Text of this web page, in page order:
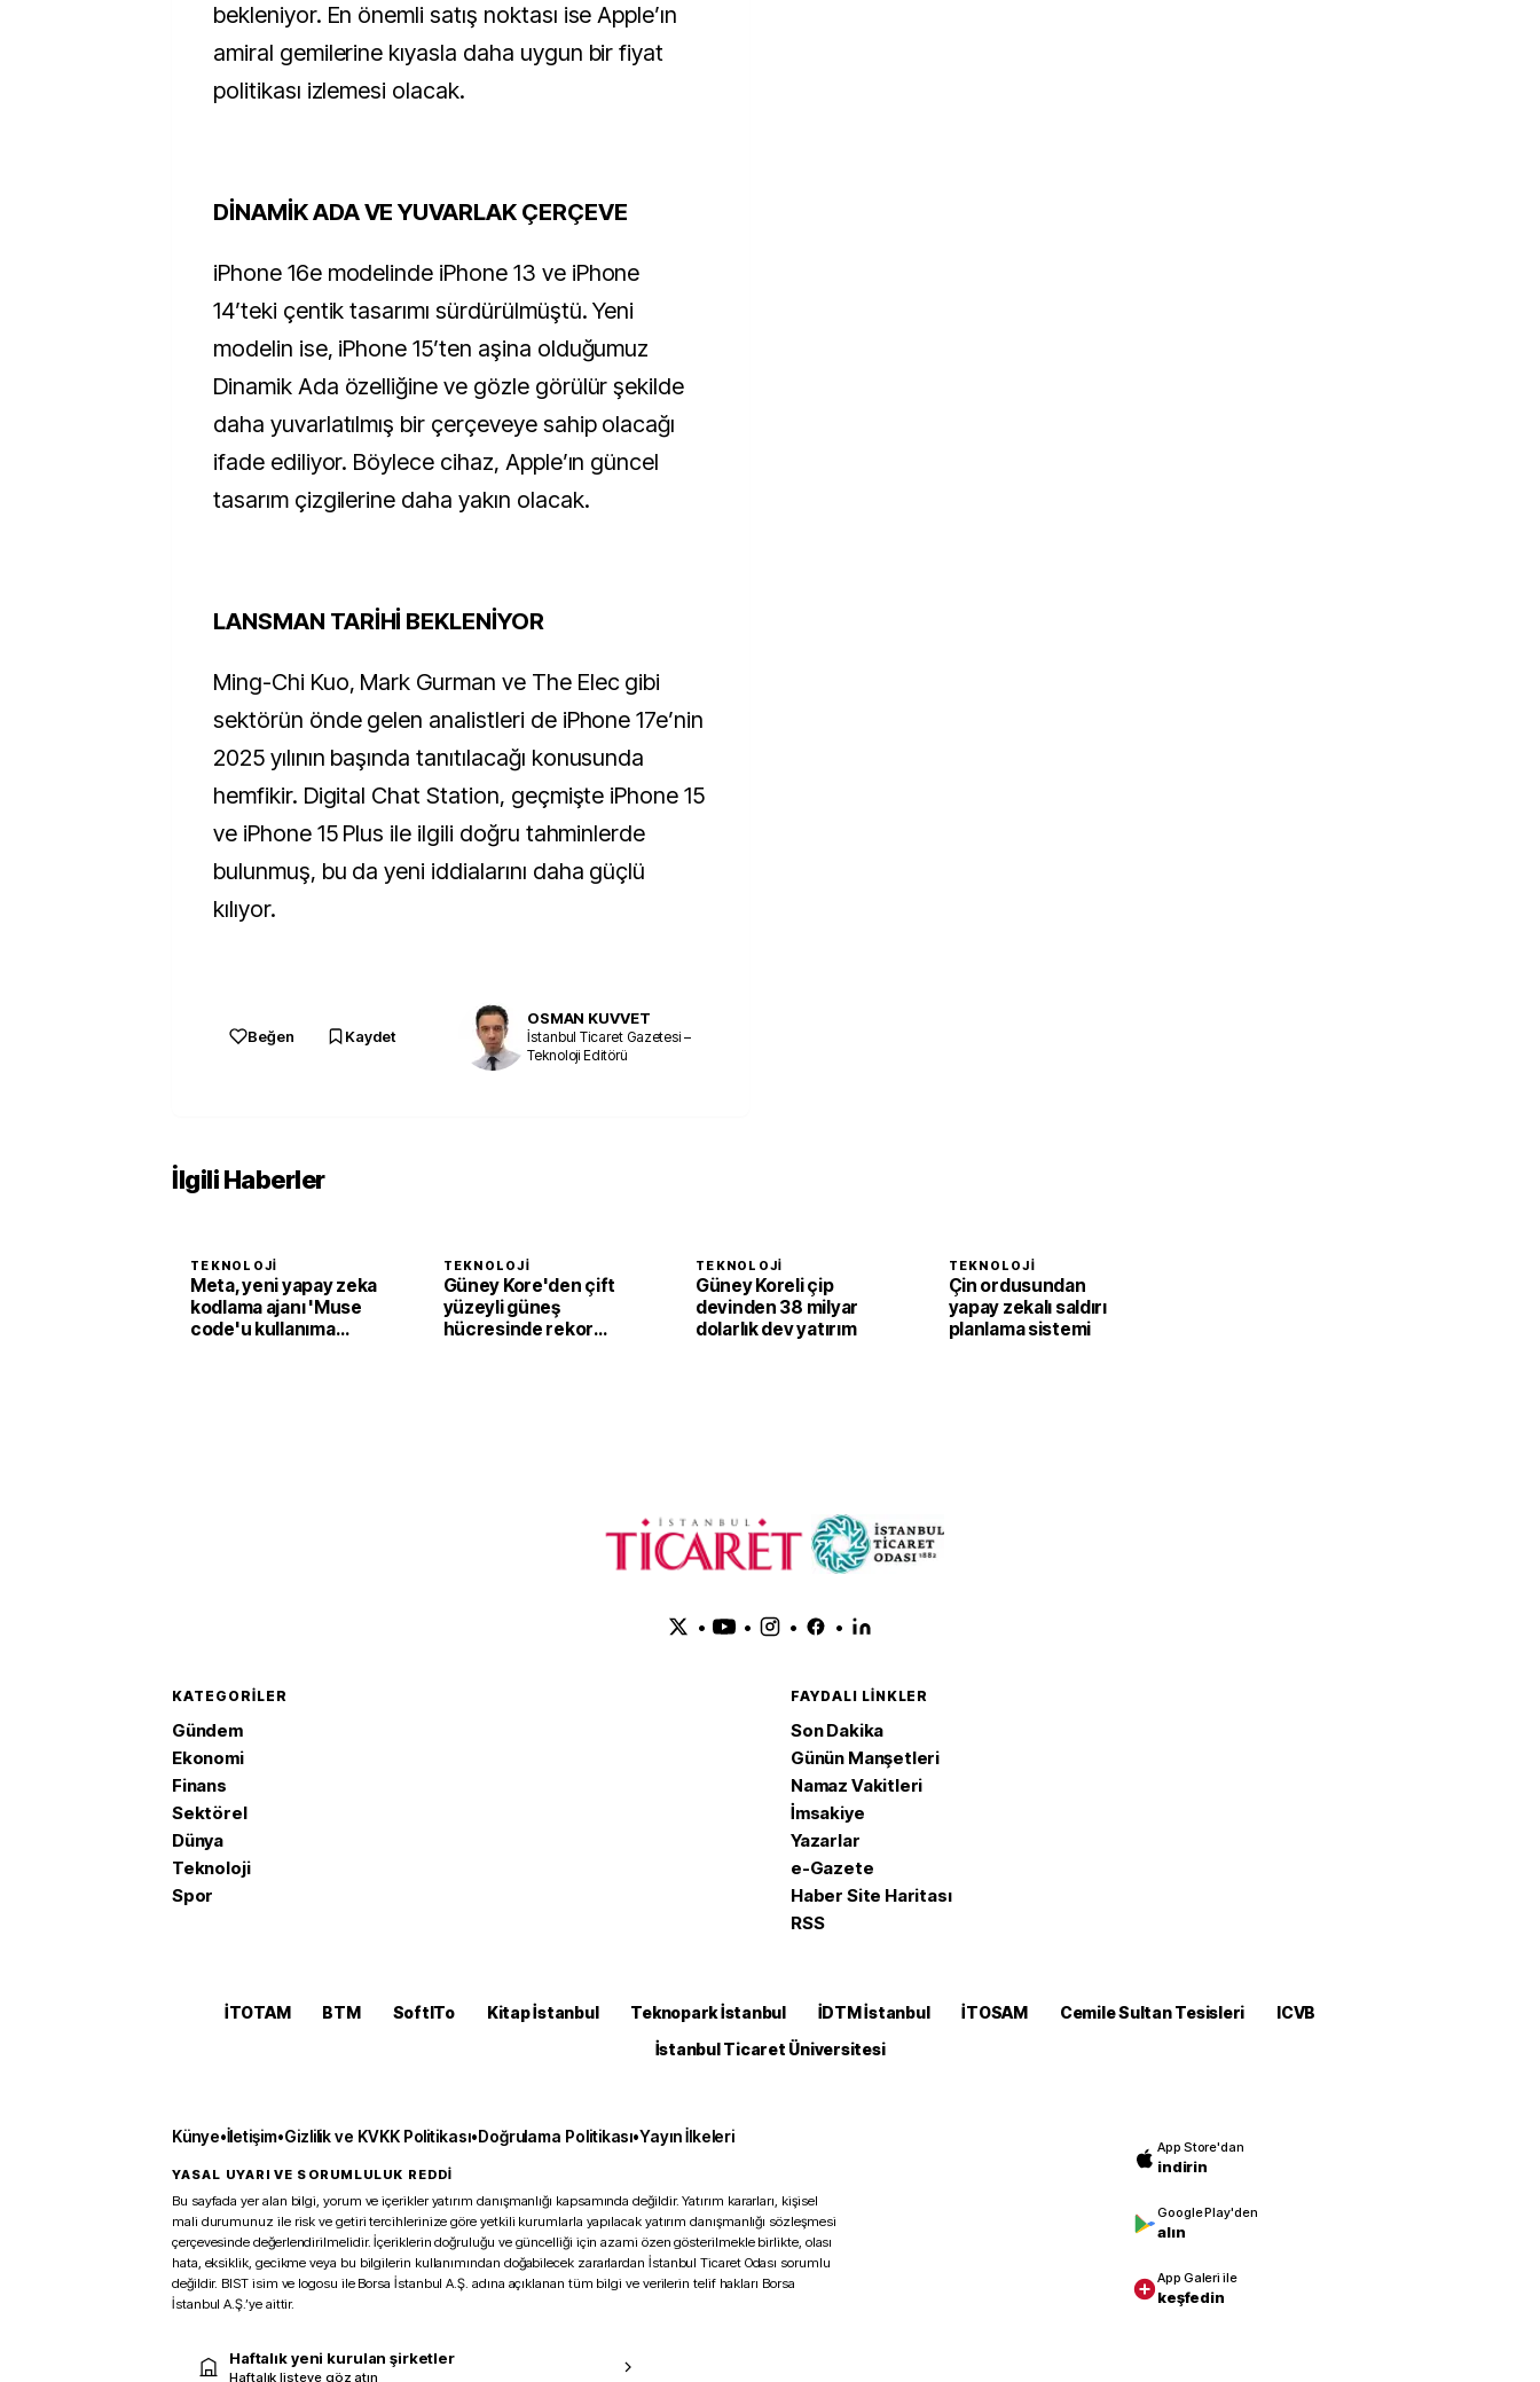
bekleniyor. En önemli satış noktası ise Apple’ın
amiral gemilerine kıyasla daha uygun bir fiyat
politikası izlemesi olacak.
DİNAMİK ADA VE YUVARLAK ÇERÇEVE
iPhone 16e modelinde iPhone 13 ve iPhone
14’teki çentik tasarımı sürdürülmüştü. Yeni
modelin ise, iPhone 15’ten aşina olduğumuz
Dinamik Ada özelliğine ve gözle görülür şekilde
daha yuvarlatılmış bir çerçeveye sahip olacağı
ifade ediliyor. Böylece cihaz, Apple’ın güncel
tasarım çizgilerine daha yakın olacak.
LANSMAN TARİHİ BEKLENİYOR
Ming-Chi Kuo, Mark Gurman ve The Elec gibi
sektörün önde gelen analistleri de iPhone 17e’nin
2025 yılının başında tanıtılacağı konusunda
hemfikir. Digital Chat Station, geçmişte iPhone 15
ve iPhone 15 Plus ile ilgili doğru tahminlerde
bulunmuş, bu da yeni iddialarını daha güçlü
kılıyor.
Beğen Kaydet
OSMAN KUVVET
İstanbul Ticaret Gazetesi –
Teknoloji Editörü
İlgili Haberler
TEKNOLOJI
Meta, yeni yapay zeka
kodlama ajanı 'Muse
code'u kullanıma
TEKNOLOJI
Güney Kore'den çift
yüzeyli güneş
hücresinde rekor
TEKNOLOJI
Güney Koreli çip
devinden 38 milyar
dolarlık dev yatırım
TEKNOLOJI
Çin ordusundan
yapay zekalı saldırı
planlama sistemi
• • • •
KATEGORILER
Gündem
Ekonomi
Finans
Sektörel
Dünya
Teknoloji
Spor
FAYDALI LINKLER
Son Dakika
Günün Manşetleri
Namaz Vakitleri
İmsakiye
Yazarlar
e-Gazete
Haber Site Haritası
RSS
İTOTAM BTM SoftITo Kitap İstanbul Teknopark İstanbul İDTM İstanbul İTOSAM Cemile Sultan Tesisleri
ICVB
İstanbul Ticaret Üniversitesi
Künye•İletişim•Gizlilik ve KVKK Politikası•Doğrulama Politikası•Yayın İlkeleri
YASAL UYARI VE SORUMLULUK REDDİ
Bu sayfada yer alan bilgi, yorum ve içerikler yatırım danışmanlığı kapsamında değildir. Yatırım kararları, kişisel
mali durumunuz ile risk ve getiri tercihlerinize göre yetkili kurumlarla yapılacak yatırım danışmanlığı sözleşmesi
çerçevesinde değerlendirilmelidir. İçeriklerin doğruluğu ve güncelliği için azami özen gösterilmekle birlikte, olası
hata, eksiklik, gecikme veya bu bilgilerin kullanımından doğabilecek zararlardan İstanbul Ticaret Odası sorumlu
değildir. BIST isim ve logosu ile Borsa İstanbul A.Ş. adına açıklanan tüm bilgi ve verilerin telif hakları Borsa
İstanbul A.Ş.’ye aittir.
Haftalık yeni kurulan şirketler
Haftalık listeye göz atın
App Store'dan
indirin
Google Play'den
alın
App Galeri ile
keşfedin